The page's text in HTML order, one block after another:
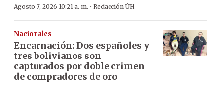
Agosto 7, 2026 10:21 a. m. · Redacción ÚH
Nacionales
Encarnación: Dos españoles y
tres bolivianos son
capturados por doble crimen
de compradores de oro